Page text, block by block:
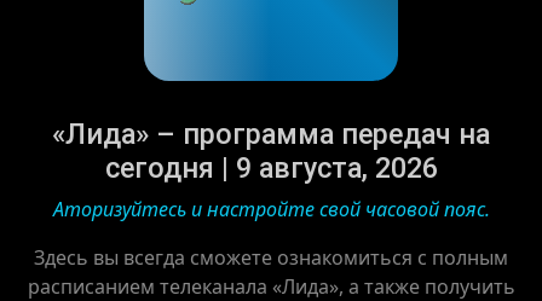
«Лида» – программа передач на
сегодня | 9 августа, 2026
Аторизуйтесь и настройте свой часовой пояс.
Здесь вы всегда сможете ознакомиться с полным
расписанием телеканала «Лида», а также получить